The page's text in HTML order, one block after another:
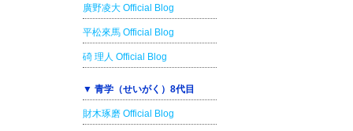
廣野凌大 Official Blog
平松來馬 Official Blog
碕 理人 Official Blog
▼ 青学（せいがく）8代目
財木琢磨 Official Blog